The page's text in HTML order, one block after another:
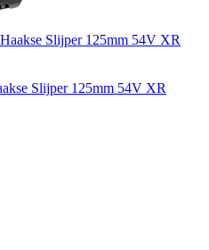
Slijper 125mm 54V XR